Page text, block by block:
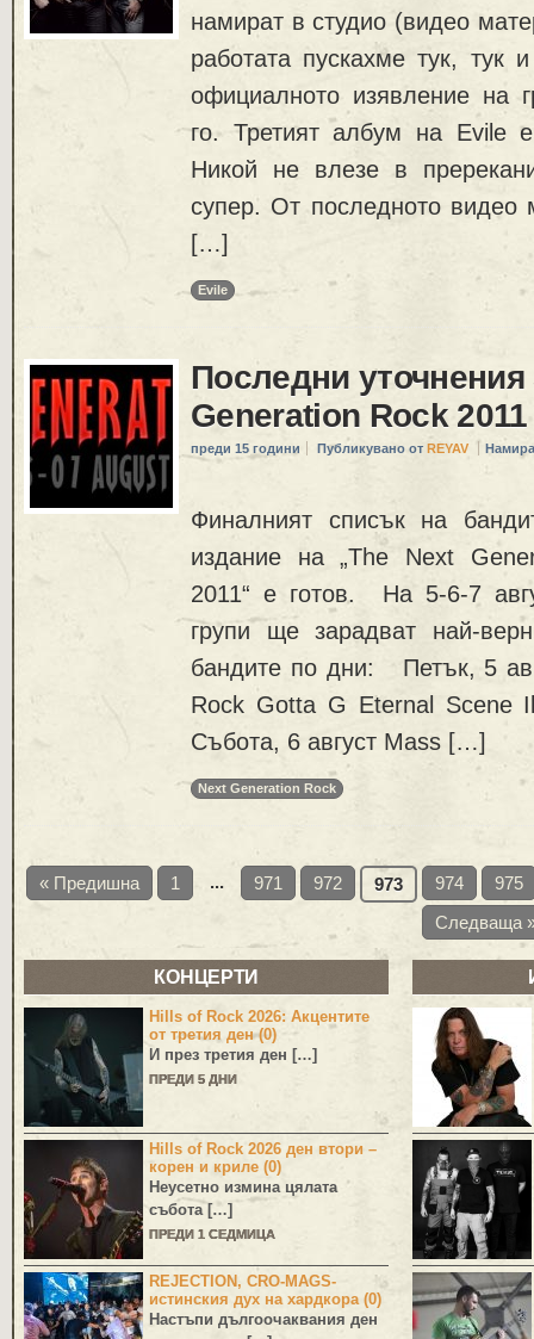
намират в студио (видео
работата пускахме тук, тук
официалното изявление на
го. Третият албум на Evile
Никой не влезе в
супер. От последното
[…]
Evile
Последни уточнения
Generation Rock 2011
преди 15 години Публикувано от REYAV
Финалният списък на
издание на „The Next
2011“ е готов. На 5-6-7
групи ще зарадват най-
бандите по дни: Петък, 5
Rock Gotta G Eternal
Събота, 6 август Mass […]
Next Generation Rock
« Предишна 1 ... 971 972 973 974
975
Следваща
КОНЦЕРТИ
Hills of Rock 2026: Акцентите
от третия ден (0)
И през третия ден […]
ПРЕДИ 5 ДНИ
Hills of Rock 2026 ден втори –
корен и криле (0)
Неусетно измина цялата
събота […]
ПРЕДИ 1 СЕДМИЦА
REJECTION, CRO-MAGS-
истинския дух на хардкора (0)
Настъпи дългоочаквания ден